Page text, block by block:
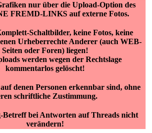
nur über die Upload-Option des
FREMD-LINKS auf externe Fotos.
Schaltbilder, keine Fotos, keine
Urheberrechte Anderer (auch WEB-
Seiten oder Foren) liegen!
werden wegen der Rechtslage
kommentarlos gelöscht!
denen Personen erkennbar sind, ohne
schriftliche Zustimmung.
Betreff bei Antworten auf Threads nicht
verändern!